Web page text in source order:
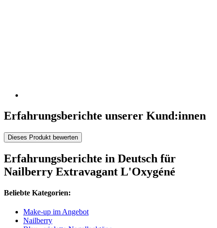
Erfahrungsberichte unserer Kund:innen
Dieses Produkt bewerten
Erfahrungsberichte in Deutsch für
Nailberry Extravagant L'Oxygéné
Beliebte Kategorien:
Make-up im Angebot
Nailberry